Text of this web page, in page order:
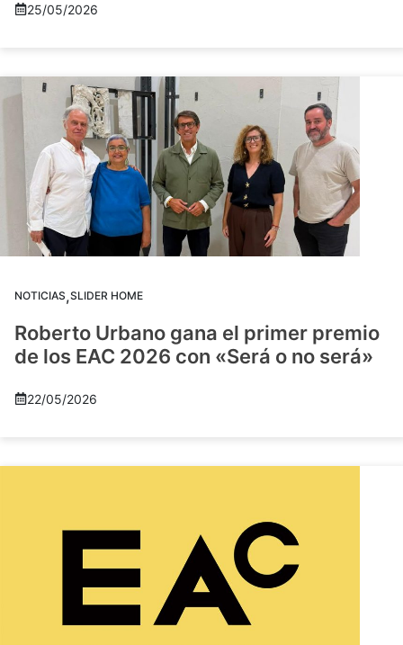
25/05/2026
NOTICIAS,SLIDER HOME
Roberto Urbano gana el primer premio
de los EAC 2026 con «Será o no será»
22/05/2026